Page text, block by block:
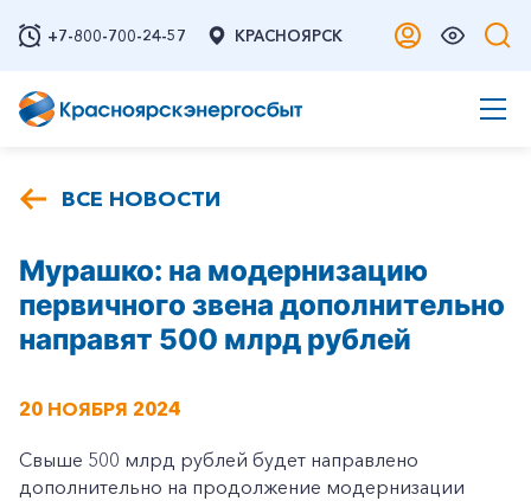
+7-800-700-24-57 КРАСНОЯРСК
ВСЕ НОВОСТИ
Мурашко: на модернизацию
первичного звена дополнительно
направят 500 млрд рублей
20 НОЯБРЯ 2024
Свыше 500 млрд рублей будет направлено
дополнительно на продолжение модернизации